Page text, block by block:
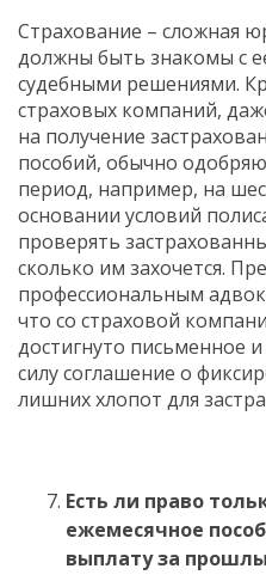
Страхование – сложная
должны быть знакомы с
судебными решениями.
страховых компаний,
на получение
пособий, обычно
период, например, на
основании условий
проверять
сколько им захочется.
профессиональным
что со страховой
достигнуто письменное
силу соглашение о
лишних хлопот для
Есть ли право
ежемесячное
выплату за